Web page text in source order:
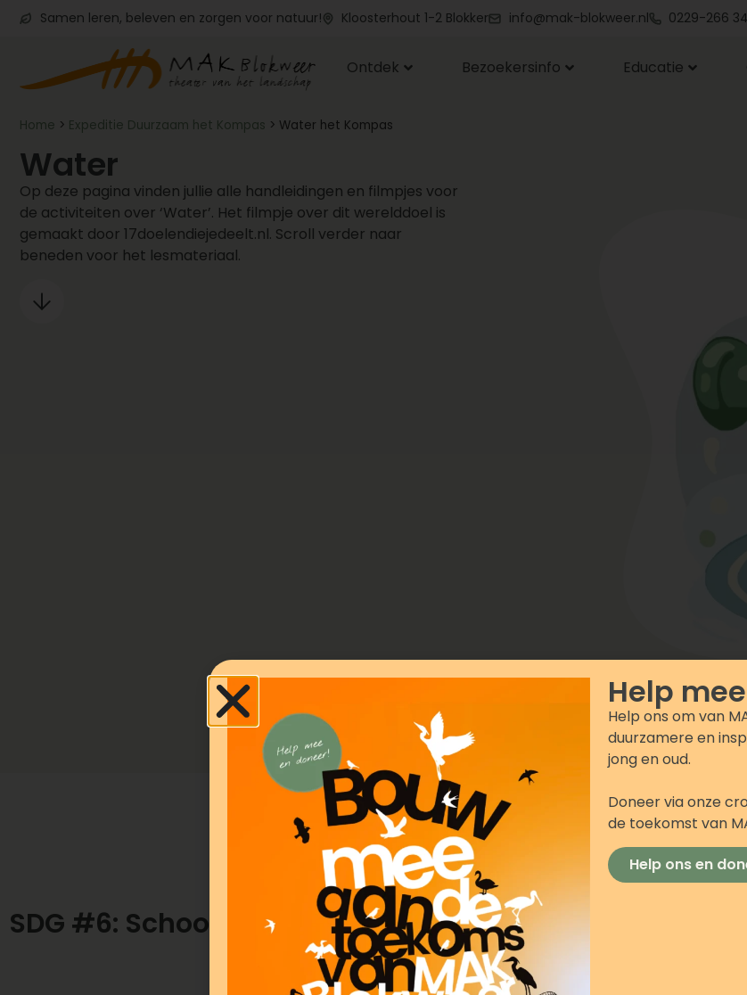
Samen leren, beleven en zorgen voor natuur! Kloosterhout 1-2 Blokker info@mak-blokweer.nl 0229-266
Ontdek Bezoekersinfo Educatie
Home > Expeditie Duurzaam het Kompas > Water het Kompas
Water
Op deze pagina vinden jullie alle handleidingen en filmpjes voor
de activiteiten over ‘Water’. Het filmpje over dit werelddoel is
gemaakt door 17doelendiejedeelt.nl. Scroll verder naar
beneden voor het lesmateriaal.
SDG #6: Schoon drinkwater en goede sanitaire
Help
Help ons om van
duurzamere en
jong en oud.
Doneer via onze
de toekomst van
Help ons en